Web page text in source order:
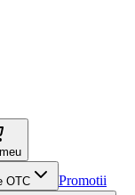
OTC Promotii